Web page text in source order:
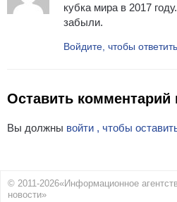
кубка мира в 2017
забыли.
Войдите, чтобы ответить
Оставить комментарий
Вы должны войти , чтобы
© 2011-2026«Информационное
новости»